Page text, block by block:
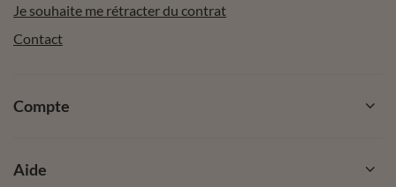
Je souhaite me rétracter du contrat
Contact
Compte
Aide